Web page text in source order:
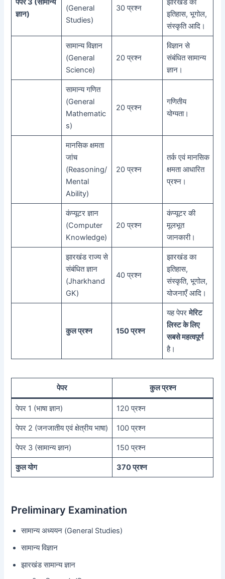
पेपर 3 (सामान्य
ज्ञान)
(General
Studies)
30 प्रश्न
झारखंड का
इतिहास, भूगोल,
संस्कृति आदि।
सामान्य विज्ञान
(General
Science)
20 प्रश्न
विज्ञान से
संबंधित सामान्य
ज्ञान।
सामान्य गणित
(General
Mathematic
s)
20 प्रश्न
गणितीय
योग्यता।
मानसिक क्षमता
जांच
(Reasoning/
Mental
Ability)
20 प्रश्न
तर्क एवं मानसिक
क्षमता आधारित
प्रश्न।
कंप्यूटर ज्ञान
(Computer
Knowledge)
20 प्रश्न
कंप्यूटर की
मूलभूत
जानकारी।
झारखंड राज्य से
संबंधित ज्ञान
(Jharkhand
GK)
40 प्रश्न
झारखंड का
इतिहास,
संस्कृति, भूगोल,
योजनाएँ आदि।
कुल प्रश्न 150 प्रश्न
यह पेपरमेरिट
लिस्ट के लिए
सबसे महत्वपूर्ण
है।
पेपर कुल प्रश्न
पेपर 1 (भाषा ज्ञान) 120 प्रश्न
पेपर 2 (जनजातीय एवं क्षेत्रीय भाषा) 100 प्रश्न
पेपर 3 (सामान्य ज्ञान) 150 प्रश्न
कुल योग 370 प्रश्न
Preliminary Examination
सामान्य अध्ययन (General Studies)
सामान्य विज्ञान
झारखंड सामान्य ज्ञान